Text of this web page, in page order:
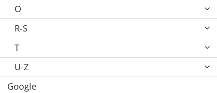
O
R-S
T
U-Z
Google